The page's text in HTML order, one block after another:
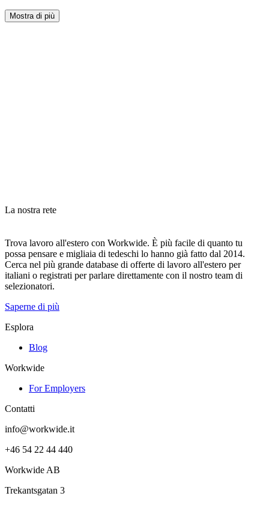
Mostra di più
La nostra rete
Trova lavoro all'estero con Workwide. È più facile di quanto tu
possa pensare e migliaia di tedeschi lo hanno già fatto dal 2014.
Cerca nel più grande database di offerte di lavoro all'estero per
italiani o registrati per parlare direttamente con il nostro team di
selezionatori.
Saperne di più
Esplora
Blog
Workwide
For Employers
Contatti
info@workwide.it
+46 54 22 44 440
Workwide AB
Trekantsgatan 3